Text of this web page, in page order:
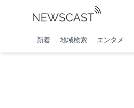
新着 地域検索 エンタメ